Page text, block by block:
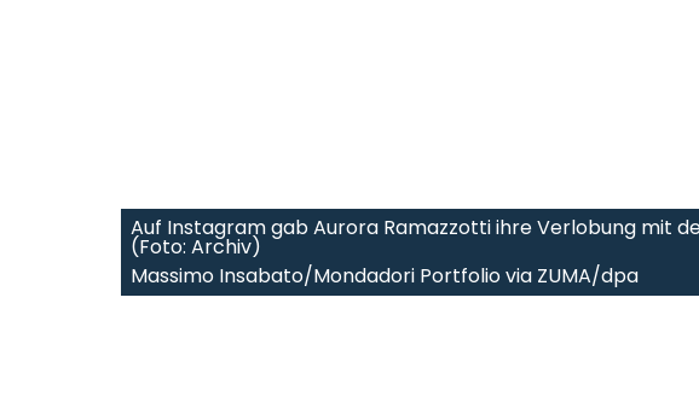
Auf Instagram gab Aurora Ramazzotti ihre Verlobung mit
(Foto: Archiv)
Massimo Insabato/Mondadori Portfolio via ZUMA/dpa